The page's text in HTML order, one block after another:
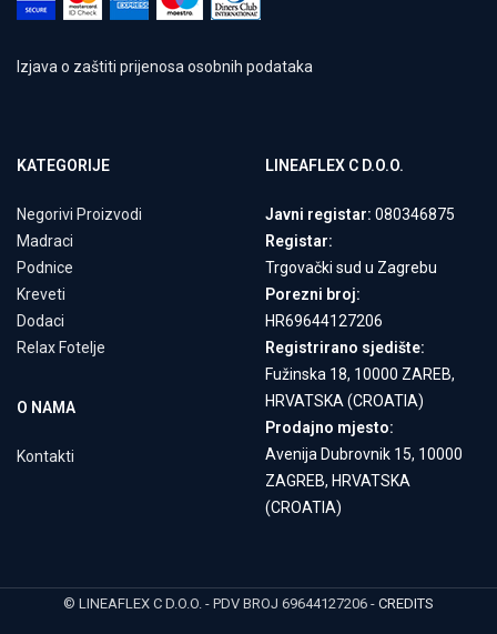
Izjava o zaštiti prijenosa osobnih podataka
KATEGORIJE
Negorivi Proizvodi
Madraci
Podnice
Kreveti
Dodaci
Relax Fotelje
O NAMA
Kontakti
LINEAFLEX C D.O.O.
Javni registar: 080346875
Registar:
Trgovački sud u Zagrebu
Porezni broj:
HR69644127206
Registrirano sjedište:
Fužinska 18, 10000 ZAREB,
HRVATSKA (CROATIA)
Prodajno mjesto:
Avenija Dubrovnik 15, 10000
ZAGREB, HRVATSKA
(CROATIA)
© LINEAFLEX C D.O.O. - PDV BROJ 69644127206 - CREDITS